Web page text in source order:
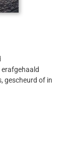
erafgehaald
gescheurd of in